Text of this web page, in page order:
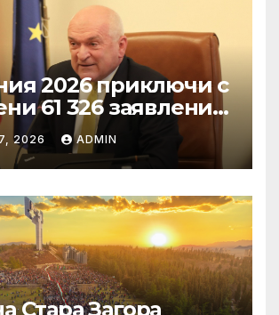
2026 приключи с
61 326 заявления
2026 ADMIN
Стара Загора